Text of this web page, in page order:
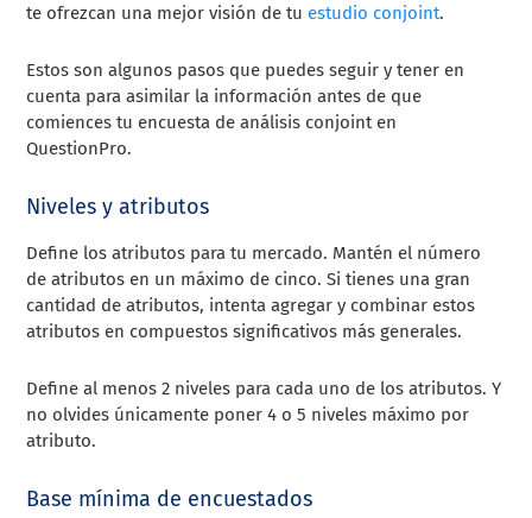
te ofrezcan una mejor visión de tu estudio conjoint.
Estos son algunos pasos que puedes seguir y tener en
cuenta para asimilar la información antes de que
comiences tu encuesta de análisis conjoint en
QuestionPro.
Niveles y atributos
Define los atributos para tu mercado. Mantén el número
de atributos en un máximo de cinco. Si tienes una gran
cantidad de atributos, intenta agregar y combinar estos
atributos en compuestos significativos más generales.
Define al menos 2 niveles para cada uno de los atributos. Y
no olvides únicamente poner 4 o 5 niveles máximo por
atributo.
Base mínima de encuestados